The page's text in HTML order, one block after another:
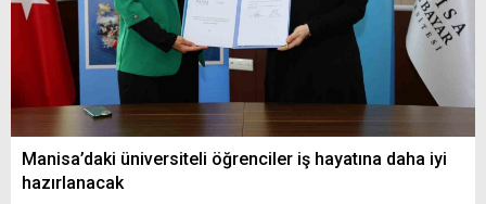
Manisa’daki üniversiteli öğrenciler iş hayatına daha iyi
hazırlanacak